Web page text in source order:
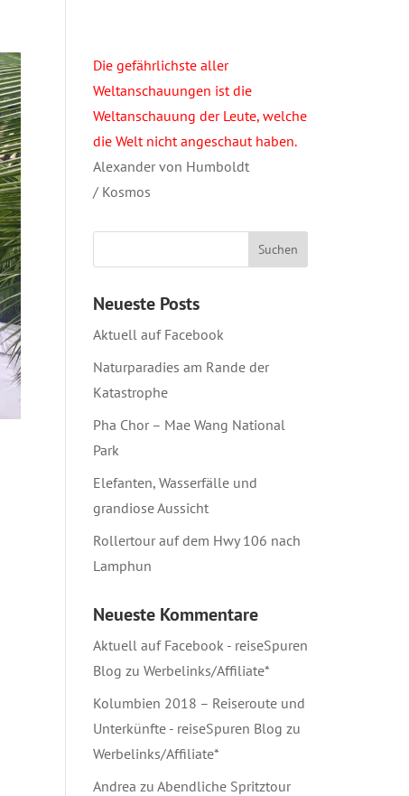
Die gefährlichste aller
Weltanschauungen ist die
Weltanschauung der Leute, welche
die Welt nicht angeschaut haben.
Alexander von Humboldt
/ Kosmos
Neueste Posts
Aktuell auf Facebook
Naturparadies am Rande der
Katastrophe
Pha Chor – Mae Wang National
Park
Elefanten, Wasserfälle und
grandiose Aussicht
Rollertour auf dem Hwy 106 nach
Lamphun
Neueste Kommentare
Aktuell auf Facebook - reiseSpuren
Blog zu Werbelinks/Affiliate*
Kolumbien 2018 – Reiseroute und
Unterkünfte - reiseSpuren Blog zu
Werbelinks/Affiliate*
Andrea zu Abendliche Spritztour